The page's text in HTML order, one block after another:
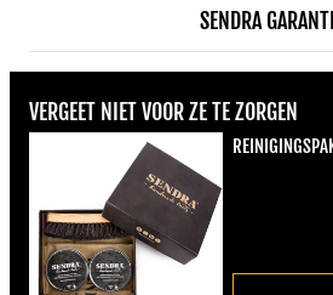
SENDRA
VERGEET NIET VOOR ZE TE ZORGEN